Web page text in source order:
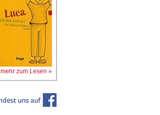
mehr zum Lesen »